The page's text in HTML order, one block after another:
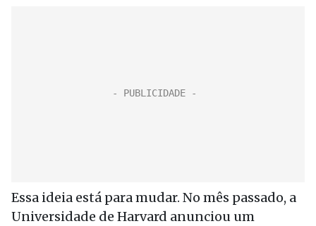
Essa ideia está para mudar. No mês passado, a
Universidade de Harvard anunciou um